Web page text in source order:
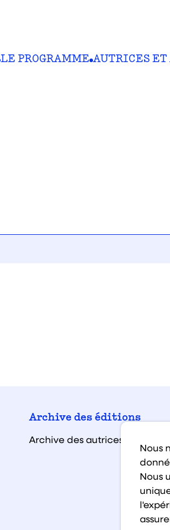
LE PROGRAMME AUTRICES ET
Archive des éditions
Archive des autrices et auteurs
Nous
Nous